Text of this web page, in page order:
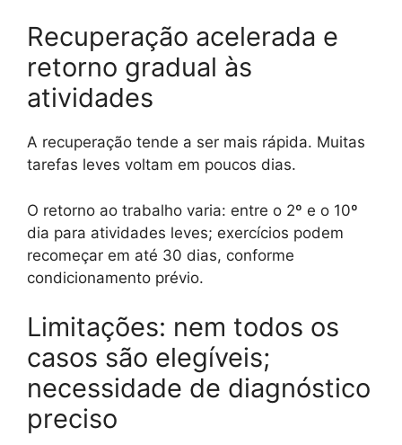
Recuperação acelerada e
retorno gradual às
atividades
A recuperação tende a ser mais rápida. Muitas
tarefas leves voltam em poucos dias.
O retorno ao trabalho varia: entre o 2º e o 10º
dia para atividades leves; exercícios podem
recomeçar em até 30 dias, conforme
condicionamento prévio.
Limitações: nem todos os
casos são elegíveis;
necessidade de diagnóstico
preciso